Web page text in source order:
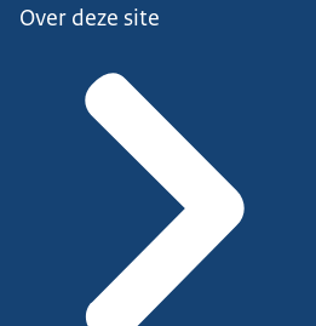
Over deze site